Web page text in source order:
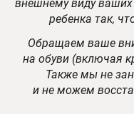
внешнему виду ваших
ребенка так,
Обращаем ваше
на обуви (включая
Также мы не
и не можем